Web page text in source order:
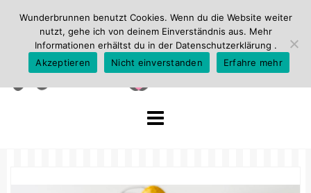
Wunderbrunnen benutzt Cookies. Wenn du die Website weiter
nutzt, gehe ich von deinem Einverständnis aus. Mehr
Informationen erhältst du in der Datenschutzerklärung .
Akzeptieren
Nicht einverstanden Erfahre mehr